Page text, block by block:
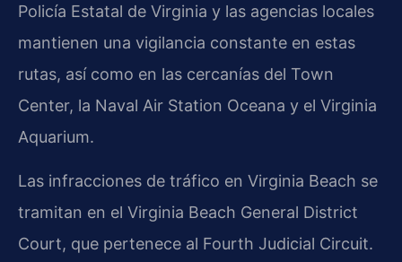
Policía Estatal de Virginia y las agencias locales
mantienen una vigilancia constante en estas
rutas, así como en las cercanías del Town
Center, la Naval Air Station Oceana y el Virginia
Aquarium.
Las infracciones de tráfico en Virginia Beach se
tramitan en el Virginia Beach General District
Court, que pertenece al Fourth Judicial Circuit.